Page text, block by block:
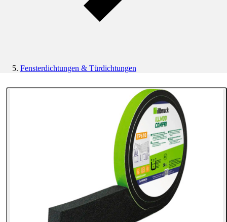
Fensterdichtungen & Türdichtungen